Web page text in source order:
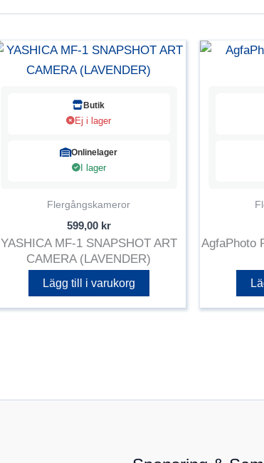
Butik
Ej i lager
Onlinelager
I lager
Flergångskameror
599,00 kr
YASHICA MF-1 SNAPSHOT ART
CAMERA (LAVENDER)
Lägg till i varukorg
AgfaPhoto